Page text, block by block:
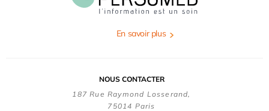
En savoir plus
NOUS CONTACTER
187 Rue Raymond Losserand,
75014 Paris